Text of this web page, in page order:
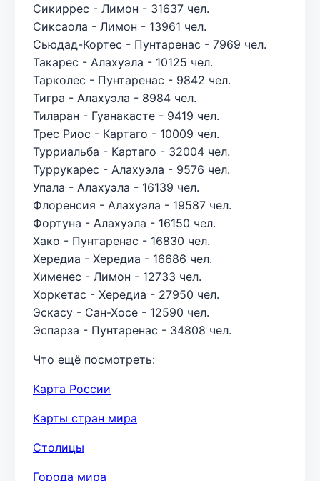
Сикиррес - Лимон - 31637 чел.
Сиксаола - Лимон - 13961 чел.
Сьюдад-Кортес - Пунтаренас - 7969 чел.
Такарес - Алахуэла - 10125 чел.
Тарколес - Пунтаренас - 9842 чел.
Тигра - Алахуэла - 8984 чел.
Тиларан - Гуанакасте - 9419 чел.
Трес Риос - Картаго - 10009 чел.
Турриальба - Картаго - 32004 чел.
Туррукарес - Алахуэла - 9576 чел.
Упала - Алахуэла - 16139 чел.
Флоренсия - Алахуэла - 19587 чел.
Фортуна - Алахуэла - 16150 чел.
Хако - Пунтаренас - 16830 чел.
Хередиа - Хередиа - 16686 чел.
Хименес - Лимон - 12733 чел.
Хоркетас - Хередиа - 27950 чел.
Эскасу - Сан-Хосе - 12590 чел.
Эспарза - Пунтаренас - 34808 чел.
Что ещё посмотреть:
Карта России
Карты стран мира
Столицы
Города мира